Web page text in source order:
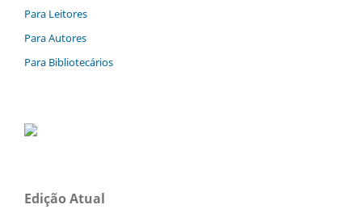
Para Leitores
Para Autores
Para Bibliotecários
Edição Atual